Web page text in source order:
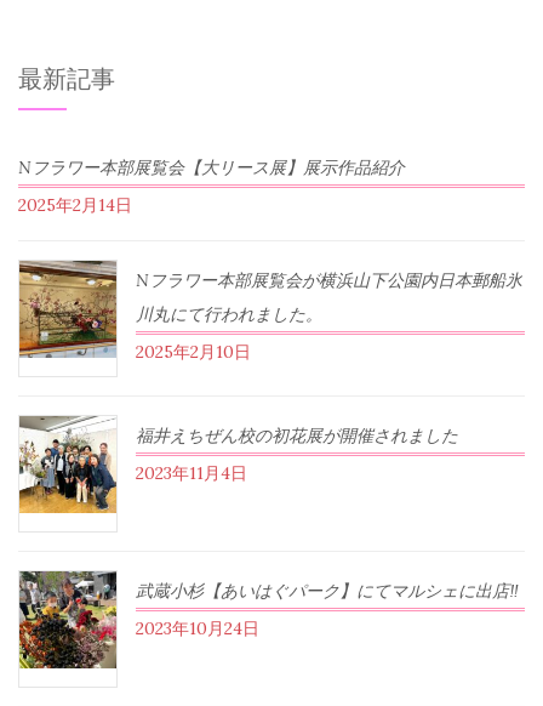
最新記事
Nフラワー本部展覧会【大リース展】展示作品紹介
2025年2月14日
Nフラワー本部展覧会が横浜山下公園内日本郵船氷
川丸にて行われました。
2025年2月10日
福井えちぜん校の初花展が開催されました
2023年11月4日
武蔵小杉【あいはぐパーク】にてマルシェに出店‼︎
2023年10月24日